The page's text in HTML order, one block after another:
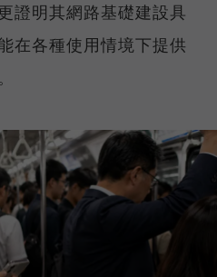
證明其網路基礎建設具
在各種使用情境下提供